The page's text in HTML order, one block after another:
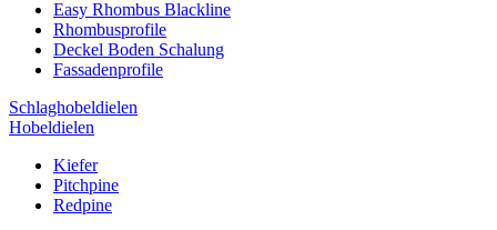
Easy Rhombus Blackline
Rhombusprofile
Deckel Boden Schalung
Fassadenprofile
Schlaghobeldielen
Hobeldielen
Kiefer
Pitchpine
Redpine